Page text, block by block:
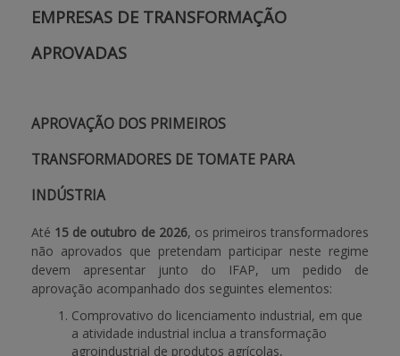
EMPRESAS DE TRANSFORMAÇÃO
APROVADAS
APROVAÇÃO DOS PRIMEIROS
TRANSFORMADORES DE TOMATE PARA
INDÚSTRIA
Até 15 de outubro de 2026, os primeiros transformadores
não aprovados que pretendam participar neste regime
devem apresentar junto do IFAP, um pedido de
aprovação acompanhado dos seguintes elementos:
Comprovativo do licenciamento industrial, em que
a atividade industrial inclua a transformação
agroindustrial de produtos agrícolas,